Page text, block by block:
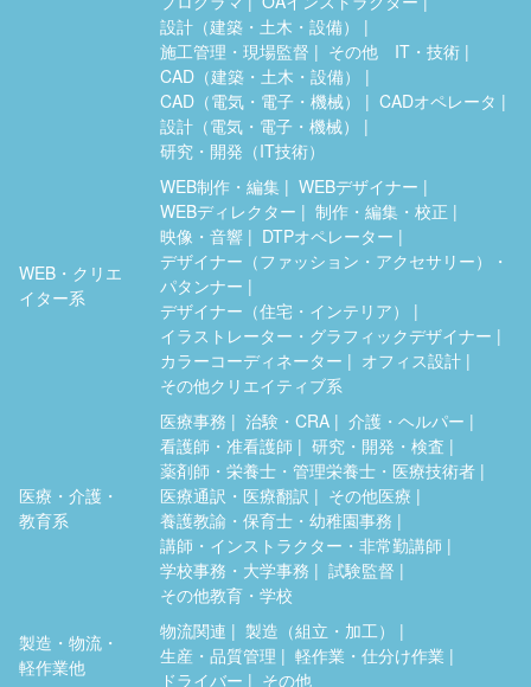
設計（建築・土木・設備）
施工管理・現場監督
その他 IT・技術
CAD（建築・土木・設備）
CAD（電気・電子・機械）
CADオペレータ
設計（電気・電子・機械）
研究・開発（IT技術）
WEB・クリエ
イター系
WEB制作・編集
WEBデザイナー
WEBディレクター
制作・編集・校正
映像・音響
DTPオペレーター
デザイナー（ファッション・アクセサリー）・
パタンナー
デザイナー（住宅・インテリア）
イラストレーター・グラフィックデザイナー
カラーコーディネーター
オフィス設計
その他クリエイティブ系
医療・介護・
教育系
医療事務 治験・CRA
介護・ヘルパー
看護師・准看護師
研究・開発・検査
薬剤師・栄養士・管理栄養士・医療技術者
医療通訳・医療翻訳
その他医療
養護教諭・保育士・幼稚園事務
講師・インストラクター・非常勤講師
学校事務・大学事務
試験監督
その他教育・学校
製造・物流・
軽作業他
物流関連
製造（組立・加工）
生産・品質管理
軽作業・仕分け作業
ドライバー
その他